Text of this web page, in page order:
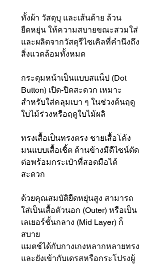
ทั้งผ้า วัสดุบุ และเส้นด้าย ล้วน
ยืดหยุ่น ให้ความสบายขณะสวมใส่
และผลิตจากวัสดุรีไซเคิลที่คำนึงถึง
สิ่งแวดล้อมทั้งหมด
กระดุมหน้าเป็นแบบสแน็ป (Dot
Button) เปิด-ปิดสะดวก เหมาะ
สำหรับใส่คลุมเบา ๆ ในช่วงต้นฤดู
ใบไม้ร่วงหรือฤดูใบไม้ผลิ
ทรงเสื้อเป็นทรงตรง ชายเสื้อโค้ง
มนแบบเสื้อเชิ้ต ด้านข้างมีดีไซน์ตัด
ต่อพร้อมกระเป๋าที่สอดมือได้
สะดวก
ด้วยคุณสมบัติยืดหยุ่นสูง สามารถ
ใส่เป็นเสื้อตัวนอก (Outer) หรือเป็น
เลเยอร์ชั้นกลาง (Mid Layer) ก็
สบาย
แมตช์ได้กับกางเกงหลากหลายทรง
และยังเข้ากับเดรสหรือกระโปรงผู้